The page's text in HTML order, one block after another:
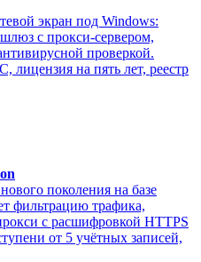
экран под Windows:
с прокси-сервером,
проверкой.
лицензия на пять лет, реестр
поколения на базе
фильтрацию трафика,
с расшифровкой HTTPS
от 5 учётных записей,